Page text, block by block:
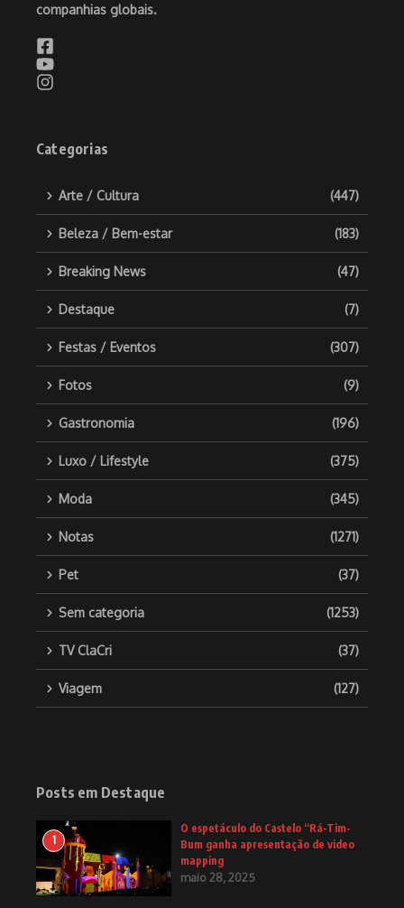
companhias globais.
Categorias
Arte / Cultura (447)
Beleza / Bem-estar (183)
Breaking News (47)
Destaque (7)
Festas / Eventos (307)
Fotos (9)
Gastronomia (196)
Luxo / Lifestyle (375)
Moda (345)
Notas (1271)
Pet (37)
Sem categoria (1253)
TV ClaCri (37)
Viagem (127)
Posts em Destaque
1
O espetáculo do Castelo “Rá-Tim-
Bum ganha apresentação de video
mapping
maio 28, 2025